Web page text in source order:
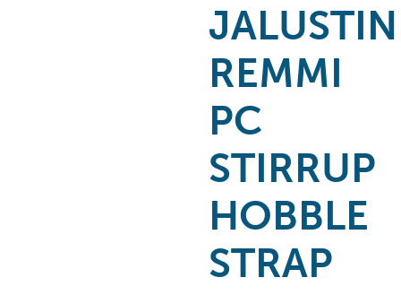
REMMI
PC
STIRRUP
HOBBLE
STRAP